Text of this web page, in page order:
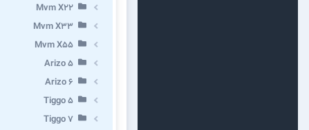
Mvm X22
Mvm X33
Mvm X55
Arizo 5
Arizo 6
Tiggo 5
Tiggo 7